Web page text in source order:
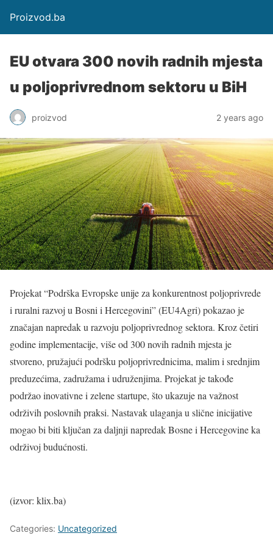
Proizvod.ba
EU otvara 300 novih radnih mjesta
u poljoprivrednom sektoru u BiH
proizvod 2 years ago
Projekat “Podrška Evropske unije za konkurentnost poljoprivrede
i ruralni razvoj u Bosni i Hercegovini” (EU4Agri) pokazao je
značajan napredak u razvoju poljoprivrednog sektora. Kroz četiri
godine implementacije, više od 300 novih radnih mjesta je
stvoreno, pružajući podršku poljoprivrednicima, malim i srednjim
preduzećima, zadružama i udruženjima. Projekat je takođe
podržao inovativne i zelene startupe, što ukazuje na važnost
održivih poslovnih praksi. Nastavak ulaganja u slične inicijative
mogao bi biti ključan za daljnji napredak Bosne i Hercegovine ka
održivoj budućnosti.
(izvor: klix.ba)
Categories: Uncategorized